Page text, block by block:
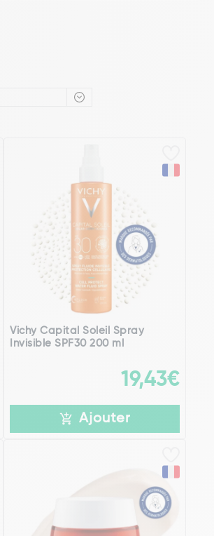
Vichy Capital Soleil Spray
Invisible SPF30 200 ml
19,43€
Ajouter